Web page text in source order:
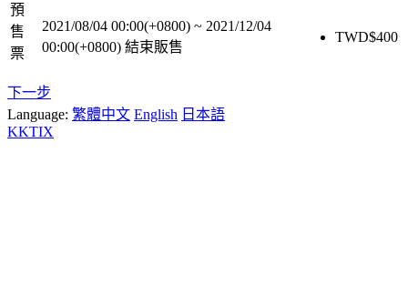
預
售
票
2021/08/04 00:00(+0800) ~ 2021/12/04
00:00(+0800) 結束販售
TWD$400
下一步
Language: 繁體中文 English 日本語
KKTIX